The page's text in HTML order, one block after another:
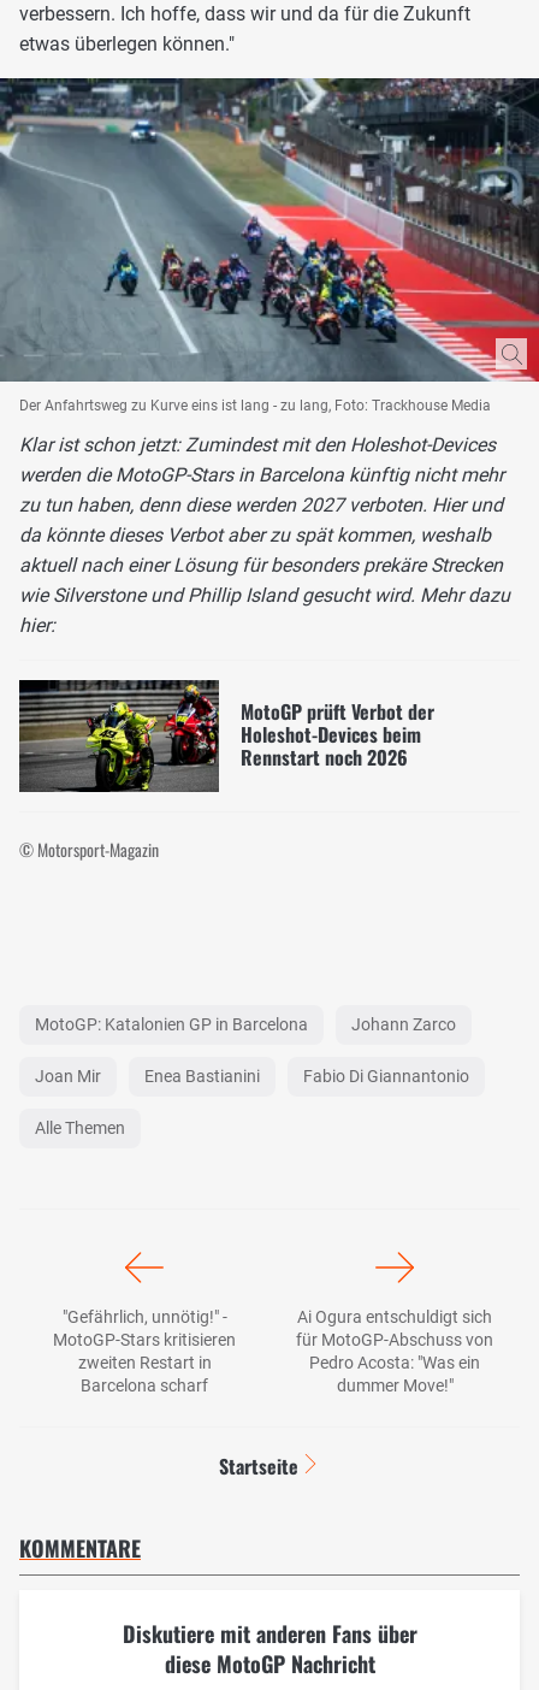
verbessern. Ich hoffe, dass wir und da für die Zukunft
etwas überlegen können."
Der Anfahrtsweg zu Kurve eins ist lang - zu lang, Foto: Trackhouse Media
Klar ist schon jetzt: Zumindest mit den Holeshot-Devices
werden die MotoGP-Stars in Barcelona künftig nicht mehr
zu tun haben, denn diese werden 2027 verboten. Hier und
da könnte dieses Verbot aber zu spät kommen, weshalb
aktuell nach einer Lösung für besonders prekäre Strecken
wie Silverstone und Phillip Island gesucht wird. Mehr dazu
hier:
MotoGP prüft Verbot der
Holeshot-Devices beim
Rennstart noch 2026
© Motorsport-Magazin
MotoGP: Katalonien GP in Barcelona Johann Zarco
Joan Mir Enea Bastianini Fabio Di Giannantonio
Alle Themen
"Gefährlich, unnötig!" -
MotoGP-Stars kritisieren
zweiten Restart in
Barcelona scharf
Ai Ogura entschuldigt sich
für MotoGP-Abschuss von
Pedro Acosta: "Was ein
dummer Move!"
Startseite
KOMMENTARE
Diskutiere mit anderen Fans über
diese MotoGP Nachricht